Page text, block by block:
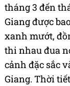
tháng 3 đến
Giang được
xanh mướt,
thi nhau đua
cảnh đặc sắc
Giang. Thời